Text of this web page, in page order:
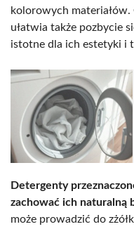
kolorowych materiałów.
ułatwia także pozbycie
istotne dla ich estetyki i
Detergenty
zachować ich naturalną
może prowadzić do